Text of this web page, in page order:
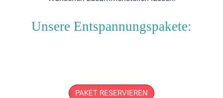
Unsere Entspannungspakete:
PAKET RESERVIEREN